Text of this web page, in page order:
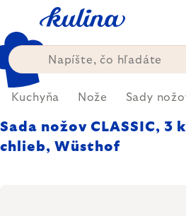
obsah
Kuchyňa Nože Sady
Sada nožov CLASSIC, 3
chlieb, Wüsthof